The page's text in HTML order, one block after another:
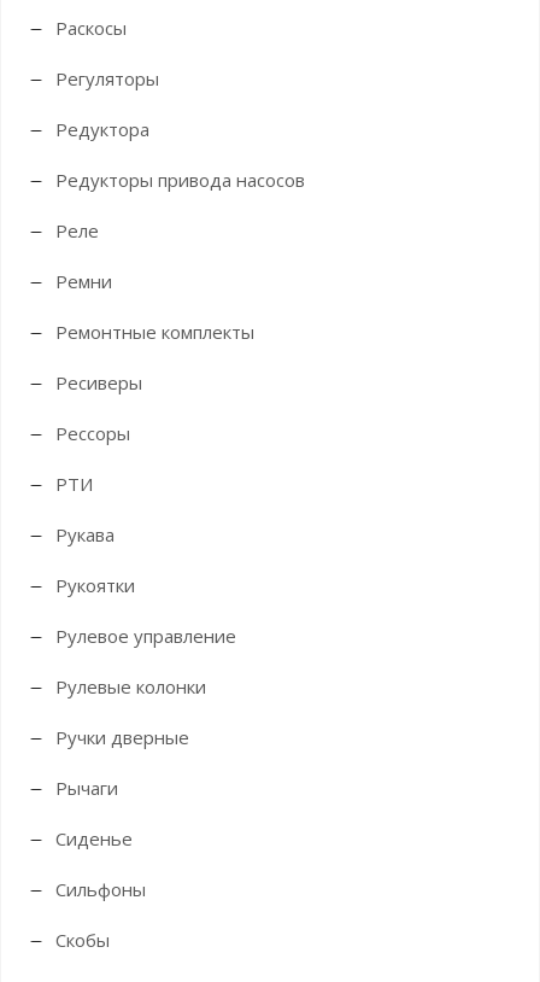
Раскосы
Регуляторы
Редуктора
Редукторы привода насосов
Реле
Ремни
Ремонтные комплекты
Ресиверы
Рессоры
РТИ
Рукава
Рукоятки
Рулевое управление
Рулевые колонки
Ручки дверные
Рычаги
Сиденье
Сильфоны
Скобы